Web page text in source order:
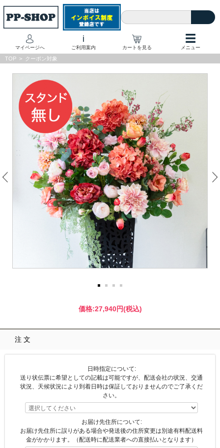
マイページへ
i
ご利用案内 カートを見る
☰
メニュー
TOP > クーポン対象
価格:27,940円(税込)
注文
日時指定について:
送り状伝票に希望としての記載は可能ですが、配送会社の状況、交通
状況、天候状況により到着日時は保証しておりませんのでご了承くだ
さい。
お届け先住所について:
お届け先住所に誤りがある場合や発送後の住所変更は別途有料配送料
金がかかります。（配送時に配送業者への直接払いとなります）